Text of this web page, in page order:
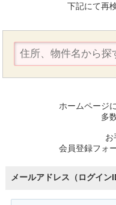
下記にて再
ホームページ
多
お
会員登録フォ
メールアドレス（ログイン